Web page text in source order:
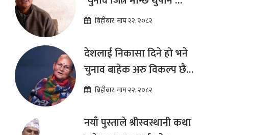
माध्यम मात्र हो : विप्लव
बिहीबार, माघ २२, २०८२
देशलाई निकासा दिने हो भने
चुनाव बाहेक अरु विकल्प छैन
: अष्टलक्ष्मी शाक्य
बिहीबार, माघ २२, २०८२
नयाँ पुस्ताले श्रीस्वस्थानी कथा